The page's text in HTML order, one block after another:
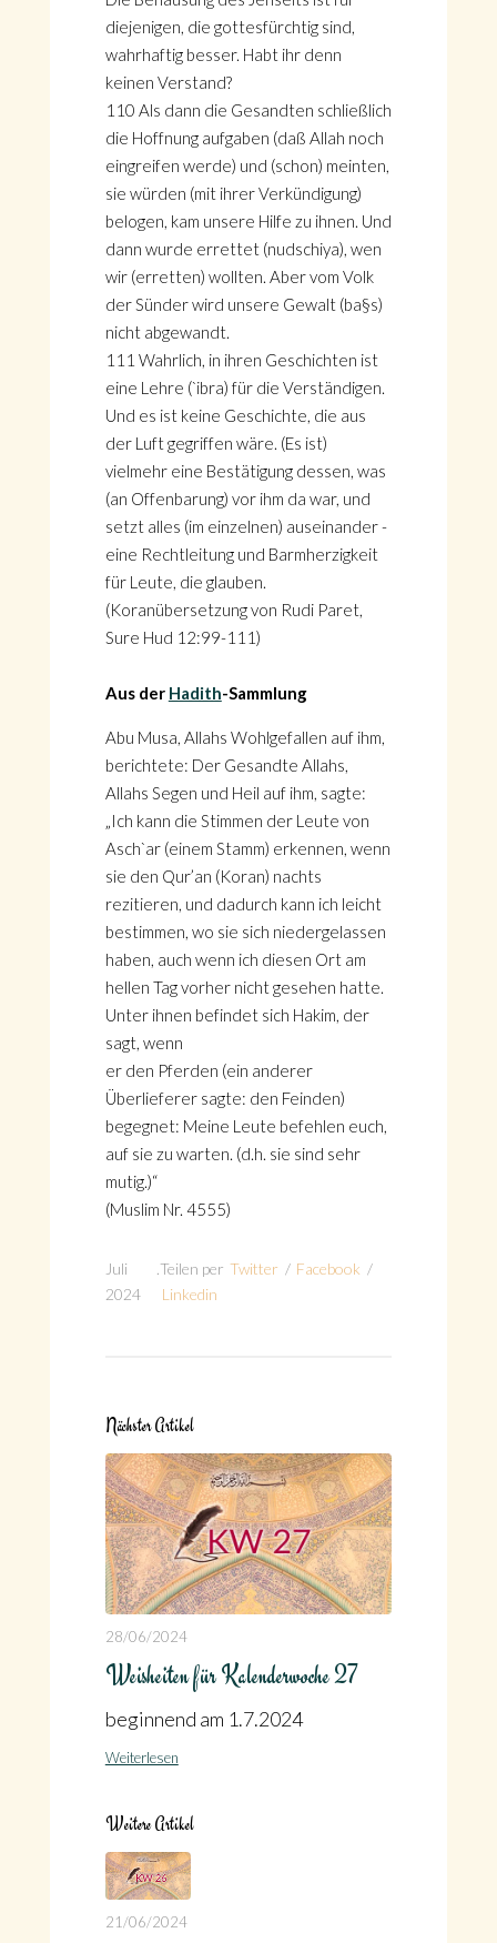
diejenigen, die gottesfürchtig sind,
wahrhaftig besser. Habt ihr denn
keinen Verstand?
110 Als dann die Gesandten schließlich
die Hoffnung aufgaben (daß Allah noch
eingreifen werde) und (schon) meinten,
sie würden (mit ihrer Verkündigung)
belogen, kam unsere Hilfe zu ihnen. Und
dann wurde errettet (nudschiya), wen
wir (erretten) wollten. Aber vom Volk
der Sünder wird unsere Gewalt (ba§s)
nicht abgewandt.
111 Wahrlich, in ihren Geschichten ist
eine Lehre (`ibra) für die Verständigen.
Und es ist keine Geschichte, die aus
der Luft gegriffen wäre. (Es ist)
vielmehr eine Bestätigung dessen, was
(an Offenbarung) vor ihm da war, und
setzt alles (im einzelnen) auseinander -
eine Rechtleitung und Barmherzigkeit
für Leute, die glauben.
(Koranübersetzung von Rudi Paret,
Sure Hud 12:99-111)
Aus der Hadith-Sammlung
Abu Musa, Allahs Wohlgefallen auf ihm,
berichtete: Der Gesandte Allahs,
Allahs Segen und Heil auf ihm, sagte:
„Ich kann die Stimmen der Leute von
Asch`ar (einem Stamm) erkennen, wenn
sie den Qur’an (Koran) nachts
rezitieren, und dadurch kann ich leicht
bestimmen, wo sie sich niedergelassen
haben, auch wenn ich diesen Ort am
hellen Tag vorher nicht gesehen hatte.
Unter ihnen befindet sich Hakim, der
sagt, wenn
er den Pferden (ein anderer
Überlieferer sagte: den Feinden)
begegnet: Meine Leute befehlen euch,
auf sie zu warten. (d.h. sie sind sehr
mutig.)“
(Muslim Nr. 4555)
Juli
2024
Teilen per Twitter / Facebook /
Linkedin
Nächster Artikel
28/06/2024
Weisheiten für Kalenderwoche 27
beginnend am 1.7.2024
Weiterlesen
Weitere Artikel
21/06/2024